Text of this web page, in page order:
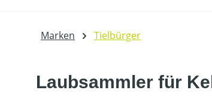
Marken Tielbürger
Laubsammler für